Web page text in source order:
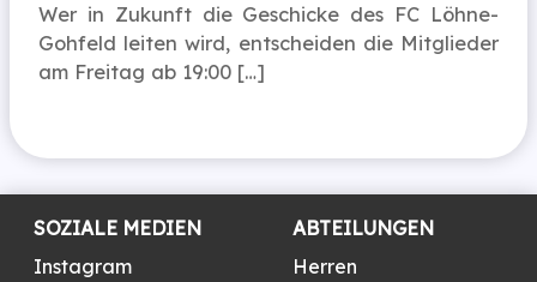
Wer in Zukunft die Geschicke des FC Löhne-
Gohfeld leiten wird, entscheiden die Mitglieder
am Freitag ab 19:00 […]
SOZIALE MEDIEN
Instagram
ABTEILUNGEN
Herren